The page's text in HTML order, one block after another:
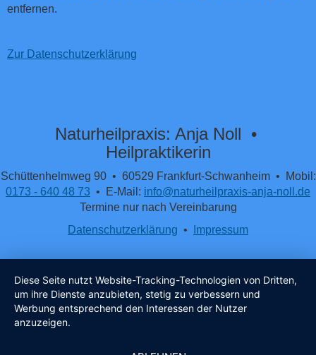
entfernen.
Zur Datenschutzerklärung
Naturheilpraxis: Anja Noll •
Heilpraktikerin
Schüttenhelmweg 90 • 60529 Frankfurt-Schwanheim • Mobil:
0173 - 640 48 73 • E-Mail: info@naturheilpraxis-anja-noll.de
Termine nur nach Vereinbarung
Datenschutzerklärung • Impressum
Diese Seite nutzt Website-Tracking-Technologien von Dritten,
um ihre Dienste anzubieten, stetig zu verbessern und
Werbung entsprechend den Interessen der Nutzer
anzuzeigen.